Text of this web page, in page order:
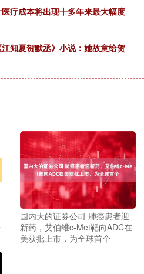
疗成本将出现十多年来最大幅度
知夏贺默丞》小说：她故意给贺
国内大的证券公司 肺癌患者迎
新药，艾伯维c-Met靶向ADC在
美获批上市，为全球首个